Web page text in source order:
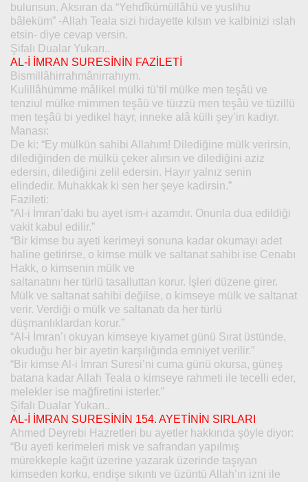
bulunsun. Aksıran da “Yehdîkümüllâhü ve yuslihu
bâleküm” -Allah Teala sizi hidayette kılsın ve kalbinizi ıslah
etsin- diye cevap versin.
Şifalı Dualar Yukarı..
AL-İ İMRAN SURESİNİN FAZİLETİ
Bismillâhirrahmânirrahıym.
Kulillâhümme mâlikel mülki tü’til mülke men teşâü ve
tenziul mülke mimmen teşâü ve tüızzü men teşâü ve tüzillü
men teşâü bi yedikel hayr, inneke alâ külli şey’in kadiyr.
Manası:
De ki: “Ey mülkün sahibi Allahım! Dilediğine mülk verirsin,
dilediğinden de mülkü çeker alırsın ve dilediğini aziz
edersin, dilediğini zelil edersin. Hayır yalnız senin
elindedir. Muhakkak ki sen her şeye kadirsin.”
Fazileti:
“Al-i İmran’daki bu ayet ism-i azamdır. Onunla dua edildiği
vakit kabul edilir.”
“Bir kimse bu ayeti kerimeyi sonuna kadar okumayı adet
haline getirirse, o kimse mülk ve saltanat sahibi ise Cenabı
Hakk, o kimsenin mülk ve
saltanatını her türlü tasalluttan korur. İşleri düzene girer.
Mülk ve saltanat sahibi değilse, o kimseye mülk ve saltanat
verir. Verdiği o mülk ve saltanatı da her türlü
düşmanlıklardan korur.”
“Al-i İmran’ı okuyan kimseye kıyamet günü Sırat üstünde,
okuduğu her bir ayetin karşılığında emniyet verilir.”
“Bir kimse Al-i İmran Suresi’ni cuma günü okursa, güneş
batana kadar Allah Teala o kimseye rahmeti ile tecelli eder,
melekler ise mağfiretini isterler.”
Şifalı Dualar Yukarı..
AL-İ İMRAN SURESİNİN 154. AYETİNİN SIRLARI
Ahmed Deyrebi Hazretleri bu ayetler hakkında şöyle diyor:
“Bu ayeti kerimeleri misk ve safrandan yapılmış
mürekkeple kağıt üzerine yazarak üzerinde taşıyan
kimseden korku, endişe sıkıntı ve üzüntü Allah’ın izni ile